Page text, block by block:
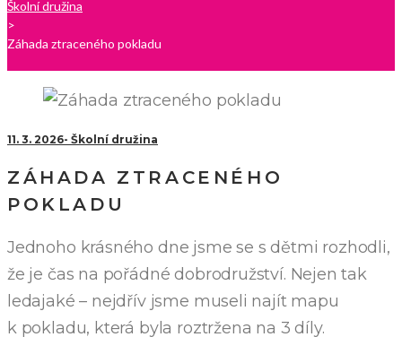
Školní družina
>
Záhada ztraceného pokladu
11. 3. 2026 Školní družina
ZÁHADA ZTRACENÉHO
POKLADU
Jednoho krásného dne jsme se s dětmi rozhodli,
že je čas na pořádné dobrodružství. Nejen tak
ledajaké – nejdřív jsme museli najít mapu
k pokladu, která byla roztržena na 3 díly.